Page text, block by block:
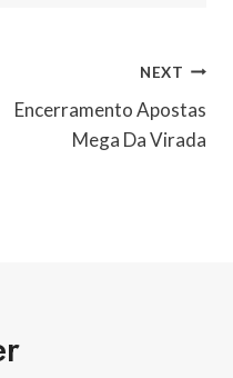
NEXT
Encerramento Apostas
Mega Da Virada